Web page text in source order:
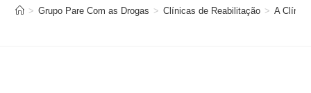
> Grupo Pare Com as Drogas > Clínicas de Reabilitação > A